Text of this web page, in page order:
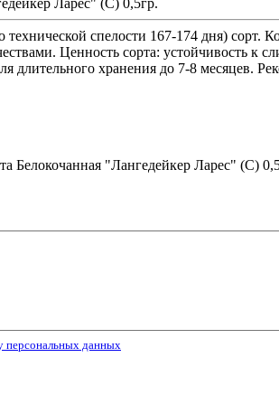
технической спелости 167-174 дня)
Ценность сорта: устойчивость к
длительного хранения до 7-8 месяцев.
Белокочанная "Лангедейкер Ларес" (С)
персональных данных